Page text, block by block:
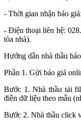
- Thời gian nhận báo
- Điện thoại liên hệ:
tòa nhà).
Hướng dẫn nhà thầu
Phần 1. Gửi báo giá
Bước 1. Nhà thầu tải
điền dữ liệu theo mẫu
Bước 2. Nhà thầu click